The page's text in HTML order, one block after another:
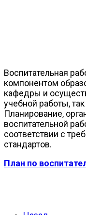
Воспитательная
компонентом
кафедры и
учебной работы,
Планирование,
воспитательной
соответствии с
стандартов.
План по